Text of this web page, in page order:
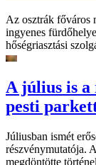
Az osztrák főváros
ingyenes
hőségriasztási
A július is a
pesti
Júliusban ismét
részvénymutatója.
megdöntötte